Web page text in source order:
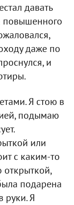
давать
повышенного
даже по
и
Я стою в
подымаю
или
с каким-то
открыткой,
подарена
руки. Я